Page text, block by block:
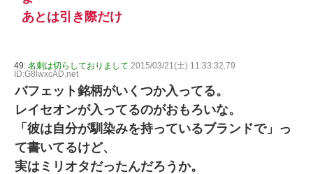
あとは引き際だけ
49: 名刺は切らしておりまして 2015/03/21(土) 11:33:32.79
ID:G8lwxcAD.net
バフェット銘柄がいくつか入ってる。
レイセオンが入ってるのがおもろいな。
「彼は自分が馴染みを持っているブランドで」っ
て書いてるけど、
実はミリオタだったんだろうか。